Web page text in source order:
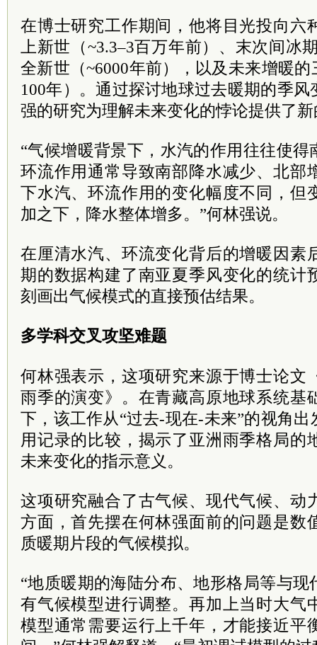
在博士研究工作期间，他将目光投向六
上新世（~3.3–3百万年前）、末次间冰
全新世（~6000年前），以及未来增暖
100年）。通过探讨地球过去暖期的季
强的研究为理解未来变化的悖论提供了
“气候增暖背景下，水汽的作用往往使
环流作用通常导致南部降水减少、北部
下水汽、环流作用的变化幅度不同，但
加之下，降水整体增多。”何林强说。
在厘清水汽、环流变化背后的增暖因素
期的数据构建了南亚夏季风变化的统计
刻画出气候模式的直接预估结果。
多学科交叉攻坚难题
何林强表示，这项研究来源于博士论文
雨季的演变》。在青藏高原地球系统基
下，该工作从“过去-现在-未来”的视角
用记录的比较，揭示了亚洲雨季格局的
未来变化的指示意义。
这项研究融合了古气候、现代气候、动
方面，首先摆在何林强面前的问题是数
质暖期片段的气候模拟。
“地质暖期的海陆分布、地形格局等与
有气候模型进行调整。再加上当时大气
模型通常需要运行上千年，才能接近平